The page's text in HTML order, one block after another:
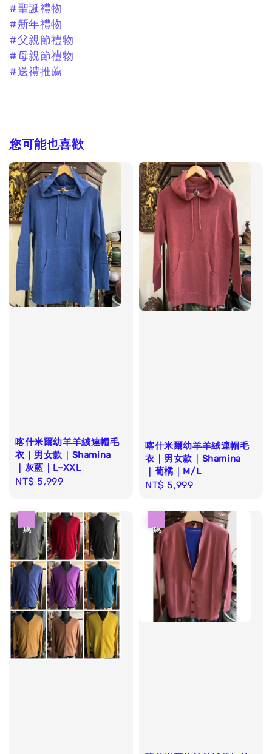
#聖誕禮物
#新年禮物
#父親節禮物
#母親節禮物
#送禮推薦
您可能也喜歡
喀什米爾幼羊羊絨連帽毛
衣｜男女款｜Shamina
｜灰藍｜L–XXL
Regular
NT$ 5,999
喀什米爾幼羊羊絨連帽毛
衣｜男女款｜Shamina
｜葡橘｜M/L
Regular
NT$ 5,999